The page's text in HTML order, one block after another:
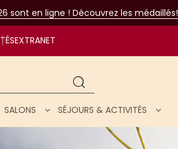
sont en ligne ! Découvrez les médaillés!
EXTRANET
Chercher
SALONS SÉJOURS & ACTIVITÉS